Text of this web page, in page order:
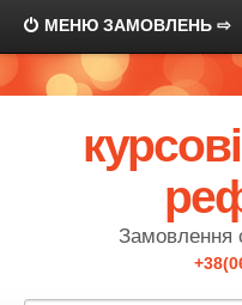
МЕНЮ ЗАМОВЛЕНЬ ⇨
Замовлення